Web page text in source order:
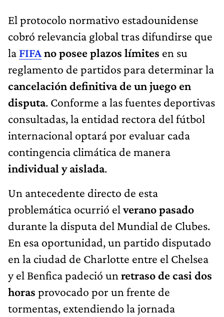
El protocolo normativo estadounidense
cobró relevancia global tras difundirse que
la FIFAno posee plazos límites en su
reglamento de partidos para determinar la
cancelación definitiva de un juego en
disputa. Conforme a las fuentes deportivas
consultadas, la entidad rectora del fútbol
internacional optará por evaluar cada
contingencia climática de manera
individual y aislada.
Un antecedente directo de esta
problemática ocurrió elverano pasado
durante la disputa del Mundial de Clubes.
En esa oportunidad, un partido disputado
en la ciudad de Charlotte entre el Chelsea
y el Benfica padeció un retraso de casi dos
horas provocado por un frente de
tormentas, extendiendo la jornada